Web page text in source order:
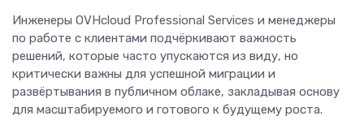
Инженеры OVHcloud Professional Services и менеджеры
по работе с клиентами подчёркивают важность
решений, которые часто упускаются из виду, но
критически важны для успешной миграции и
развёртывания в публичном облаке, закладывая основу
для масштабируемого и готового к будущему роста.